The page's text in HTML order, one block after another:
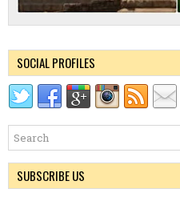
SOCIAL PROFILES
SUBSCRIBE US